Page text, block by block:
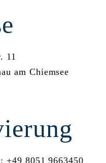
11
am Chiemsee
+49 8051 9663450